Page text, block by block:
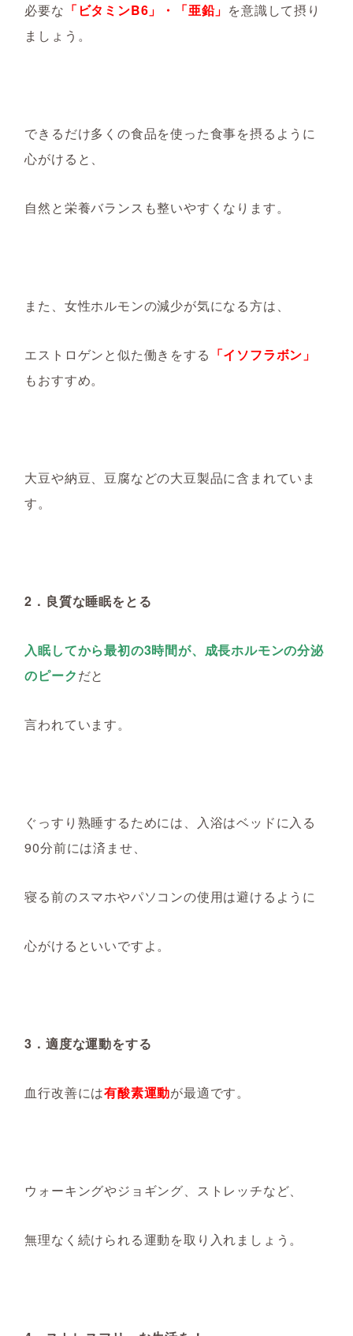
必要な 「ビタミンB6」・「亜鉛」 を意識して摂り
ましょう。
できるだけ多くの食品を使った食事を摂るように
心がけると、
自然と栄養バランスも整いやすくなります。
また、 女性ホルモンの減少が気になる方は、
エストロゲンと似た働きをする 「イソフラボン」
もおすすめ。
大豆や納豆、豆腐などの大豆製品に含まれていま
す。
2．良質な睡眠をとる
入眠してから最初の3時間が、成長ホルモンの分泌
のピークだと
言われています。
ぐっすり熟睡するためには、入浴はベッドに入る
90分前には済ませ、
寝る前のスマホやパソコンの使用は避けるように
心がけるといいですよ。
3．適度な運動をする
血行改善には有酸素運動が最適です。
ウォーキングやジョギング、ストレッチなど、
無理なく続けられる運動を取り入れましょう。